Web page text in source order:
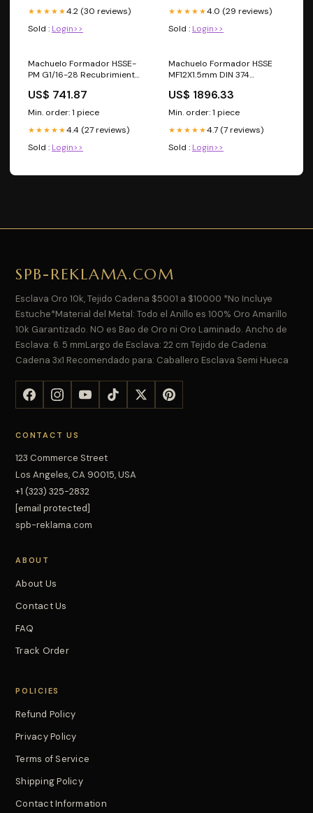
★★★★★4.2 (30 reviews)
Sold : Login>>
★★★★★4.0 (29 reviews)
Sold : Login>>
Machuelo Formador HSSE-
PM G1/16-28 Recubrimiento
A001200154A2AH0
US$ 741.87
Min. order: 1 piece
★★★★★4.4 (27 reviews)
Sold : Login>>
Machuelo Formador HSSE
MF12X1.5mm DIN 374
Marca ATORN
AGP1120592B1LA0
US$ 1896.33
Min. order: 1 piece
★★★★★4.7 (7 reviews)
Sold : Login>>
SPB-REKLAMA.COM
Esclava Oro 10k, Tejido Cadena $5001 a $10000 *No Incluye
Estuche*Material del Metal: Todo el Anillo es 100% Oro Amarillo
10k Garantizado. NO es Bao de Oro ni Oro Laminado. Ancho de
Esclava: 6. 5 mmLargo de Esclava: 22 cm Tejido de Cadena:
Cadena 3x1 Recomendado para: Caballero Esclava Semi Hueca
CONTACT US
123 Commerce Street
Los Angeles, CA 90015, USA
+1 (323) 325-2832
[email protected]
spb-reklama.com
ABOUT
About Us
Contact Us
FAQ
Track Order
POLICIES
Refund Policy
Privacy Policy
Terms of Service
Shipping Policy
Contact Information